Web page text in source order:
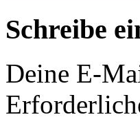
Schreibe
Deine E-